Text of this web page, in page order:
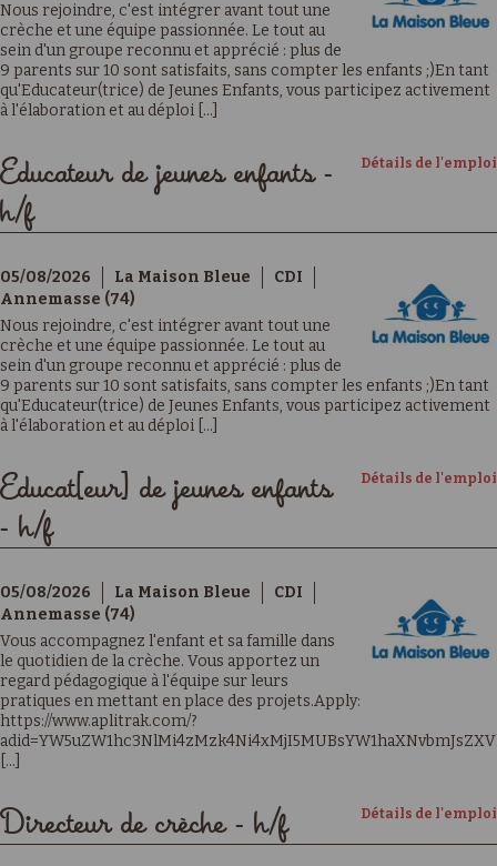
Nous rejoindre, c'est intégrer avant tout une
crèche et une équipe passionnée. Le tout au
sein d'un groupe reconnu et apprécié : plus de
9 parents sur 10 sont satisfaits, sans compter les enfants ;)En tant
qu'Educateur(trice) de Jeunes Enfants, vous participez activement
à l'élaboration et au déploi [...]
Détails de l'emploi
Educateur de jeunes enfants -
h/f
05/08/2026 La Maison Bleue
CDI
Annemasse (74)
Nous rejoindre, c'est intégrer avant tout une
crèche et une équipe passionnée. Le tout au
sein d'un groupe reconnu et apprécié : plus de
9 parents sur 10 sont satisfaits, sans compter les enfants ;)En tant
qu'Educateur(trice) de Jeunes Enfants, vous participez activement
à l'élaboration et au déploi [...]
Détails de l'emploi
Educat[eur] de jeunes enfants
- h/f
05/08/2026 La Maison Bleue
CDI
Annemasse (74)
Vous accompagnez l'enfant et sa famille dans
le quotidien de la crèche. Vous apportez un
regard pédagogique à l'équipe sur leurs
pratiques en mettant en place des projets.Apply:
https://www.aplitrak.com/?
[...]
Détails de l'emploi
Directeur de crèche - h/f